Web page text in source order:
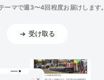
ーマで週3〜4回程度お届けします。
受け取る